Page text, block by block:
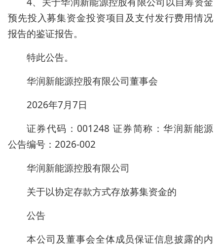
预先投入募集资金投资项目及支付发行费用情况
报告的鉴证报告。
特此公告。
华润新能源控股有限公司董事会
2026年7月7日
证券代码：001248 证券简称：华润新能源
公告编号：2026-002
华润新能源控股有限公司
关于以协定存款方式存放募集资金的
公告
本公司及董事会全体成员保证信息披露的内